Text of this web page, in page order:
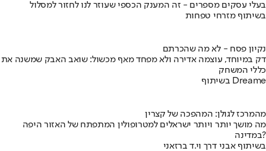
בעלי עסקים מספרים - זה המענק הכספי שעוזר לנו לחזור למסלול
בשיתוף מזרחי טפחות
נקיון פסח - לא מה שהכרתם
דק במיוחד, עוצמה אדירה ולא מפחד מאף מכשול: שואב האבק שמשנה את
כללי המשחק
בשיתוף Dreame
מהמרכז לגולן: המהפכה של קצרין
מה מושך יותר ויותר ישראלים למטרופולין המתפתח של האזור היפה
במדינה?
בשיתוף אבני דרך וי.ד ברזאני